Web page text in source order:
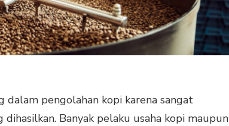
pengolahan kopi karena sangat
Banyak pelaku usaha kopi maupun